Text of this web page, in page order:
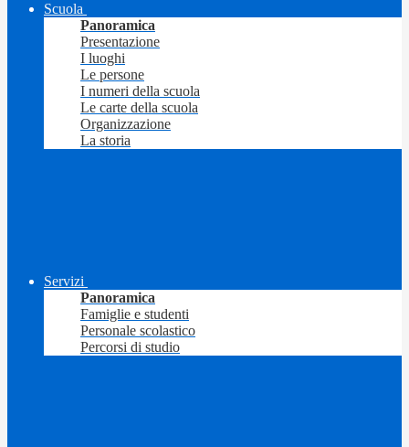
Scuola
Panoramica
Presentazione
I luoghi
Le persone
I numeri della scuola
Le carte della scuola
Organizzazione
La storia
Servizi
Panoramica
Famiglie e studenti
Personale scolastico
Percorsi di studio